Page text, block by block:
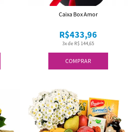
COMPRAR
3x de R$ 144,65
R$433,96
Caixa Box Amor